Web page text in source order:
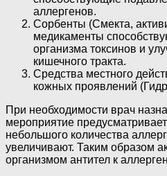
аллергенов.
Сорбенты (Смекта,
медикаменты
организма токсинов и
кишечного тракта.
Средства местного
кожных проявлений
При необходимости врач
мероприятие
небольшого количества
увеличивают. Таким образом
организмом антител к